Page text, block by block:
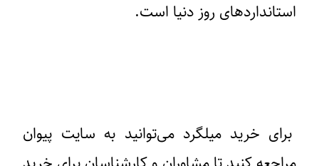
استانداردهای روز‌ دنیا است.
برای خرید میلگرد می‌توانید به سایت پیوان